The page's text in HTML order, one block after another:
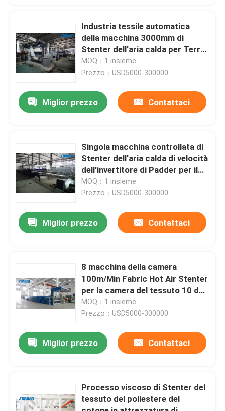
Contatti
Prodotti
Macchina di Stenter dell'aria calda
Macchina di Stenter del tessuto
Asciugatrice del tessuto
Rifinitrice del tessuto
Industria tessile automatica
della macchina 3000mm di
Stenter dell'aria calda per Terry
Towel
MOQ：1 insieme
Prezzo：USD5000-300000
Miglior prezzo Contattaci
Singola macchina controllata di
Stenter dell'aria calda di velocità
dell'invertitore di Padder per il
tessuto della maglia di catena
MOQ：1 insieme
Prezzo：USD5000-300000
Miglior prezzo Contattaci
8 macchina della camera
100m/Min Fabric Hot Air Stenter
per la camera del tessuto 10 del
vello
MOQ：1 insieme
Prezzo：USD5000-300000
Miglior prezzo Contattaci
Processo viscoso di Stenter del
tessuto del poliestere del